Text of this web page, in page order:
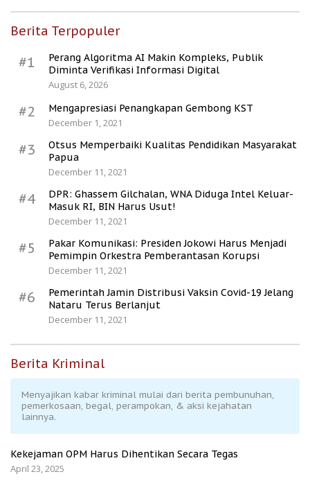
Berita Terpopuler
#1
Perang Algoritma AI Makin Kompleks, Publik
Diminta Verifikasi Informasi Digital
August 6, 2026
#2
Mengapresiasi Penangkapan Gembong KST
December 1, 2021
#3
Otsus Memperbaiki Kualitas Pendidikan Masyarakat
Papua
December 11, 2021
#4
DPR: Ghassem Gilchalan, WNA Diduga Intel Keluar-
Masuk RI, BIN Harus Usut!
December 11, 2021
#5
Pakar Komunikasi: Presiden Jokowi Harus Menjadi
Pemimpin Orkestra Pemberantasan Korupsi
December 11, 2021
#6
Pemerintah Jamin Distribusi Vaksin Covid-19 Jelang
Nataru Terus Berlanjut
December 11, 2021
Berita Kriminal
Menyajikan kabar kriminal mulai dari berita pembunuhan,
pemerkosaan, begal, perampokan, & aksi kejahatan
lainnya.
Kekejaman OPM Harus Dihentikan Secara Tegas
April 23, 2025